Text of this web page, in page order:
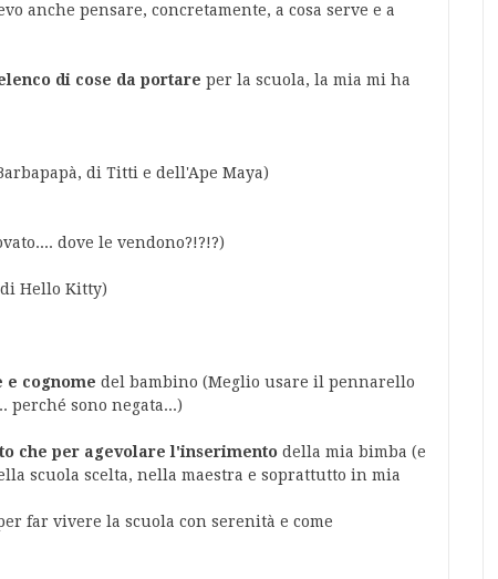
anche pensare, concretamente, a cosa serve e a
di cose da portare per la scuola, la mia mi ha
di Titti e dell'Ape Maya)
dove le vendono?!?!?)
Hello Kitty)
e cognome del bambino (Meglio usare il pennarello
perché sono negata...)
che per agevolare l'inserimento della mia bimba (e
scuola scelta, nella maestra e soprattutto in mia
far vivere la scuola con serenità e come